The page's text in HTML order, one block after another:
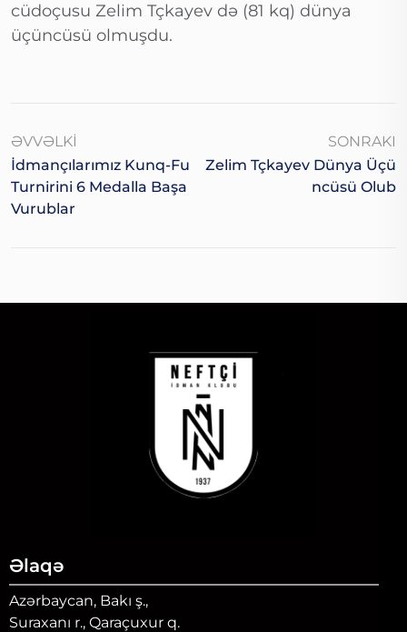
cüdoçusu Zelim Tçkayev də (81 kq) dünya
üçüncüsü olmuşdu.
ƏVVƏLKI
İdmançılarımız Kunq-Fu
Turnirini 6 Medalla Başa
Vurublar
SONRAKI
Zelim Tçkayev Dünya Üçü
Ncüsü Olub
Əlaqə
Azərbaycan, Bakı ş.,
Suraxanı r., Qaraçuxur q.